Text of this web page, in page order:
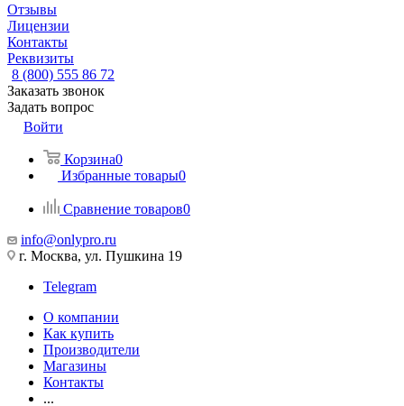
Отзывы
Лицензии
Контакты
Реквизиты
8 (800) 555 86 72
Заказать звонок
Задать вопрос
Войти
Корзина0
Избранные товары0
Сравнение товаров0
info@onlypro.ru
г. Москва, ул. Пушкина 19
Telegram
О компании
Как купить
Производители
Магазины
Контакты
...